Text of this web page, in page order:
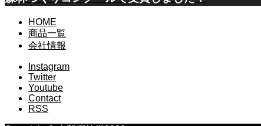
HOME
商品一覧
会社情報
Instagram
Twitter
Youtube
Contact
RSS